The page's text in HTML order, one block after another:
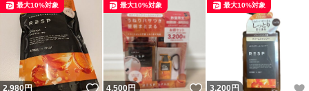
2,980円
最大10%対象
4,500円
最大10%対象
3,200 円
最大10%対象